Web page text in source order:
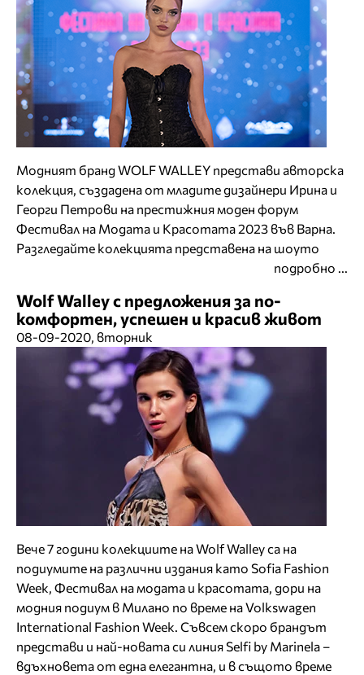
Модният бранд WOLF WALLEY представи авторска
колекция, създадена от младите дизайнери Ирина и
Георги Петрови на престижния моден форум
Фестивал на Модата и Красотата 2023 във Варна.
Разгледайте колекцията представена на шоуто
подробно ...
Wolf Walley с предложения за по-
комфортен, успешен и красив живот
08-09-2020, вторник
Вече 7 години колекциите на Wolf Walley са на
подиумите на различни издания като Sofia Fashion
Week, Фестивал на модата и красотата, дори на
модния подиум в Милано по време на Volkswagen
International Fashion Week. Съвсем скоро брандът
представи и най-новата си линия Selfi by Marinela –
вдъхновета от една елегантна, и в същото време